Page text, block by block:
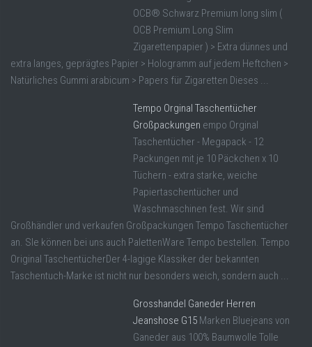
OCB® Schwarz Premium long slim (
OCB Premium Long Slim
Zigarettenpapier ) > Extra dünnes und
extra langes, geprägtes Papier > Hologramm auf jedem Heftchen >
Natürliches Gummi arabicum > Papers für Zigaretten Dieses ...
Tempo Orginal Taschentücher
Großpackungen empo Orginal
Taschentücher - Megapack - 12
Packungen mit je 10 Päckchen x 10
Tüchern - extra starke, weiche
Papiertaschentücher und
Waschmaschinen fest. Wir sind
Großhändler und verkaufen Großpackungen Tempo Taschentücher
an. SIe können bei uns auch PalettenWare Tempo bestellen. Tempo
Original TaschentücherDer 4-lagige Klassiker der bekannten
Taschentuch-Marke ist nicht nur besonders weich, sondern auch ...
Grosshandel Ganeder Herren
Jeanshose G15 Marken Bluejeans von
Ganeder aus 100% Baumwolle Tolle